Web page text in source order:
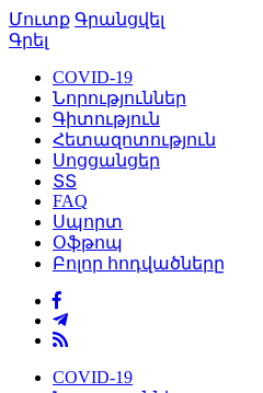
Մուտք Գրանցվել
Գրել
COVID-19
Նորություններ
Գիտություն
Հետազոտություն
Սոցցանցեր
ՏՏ
FAQ
Սպորտ
Օֆթոպ
Բոլոր հոդվածները
COVID-19